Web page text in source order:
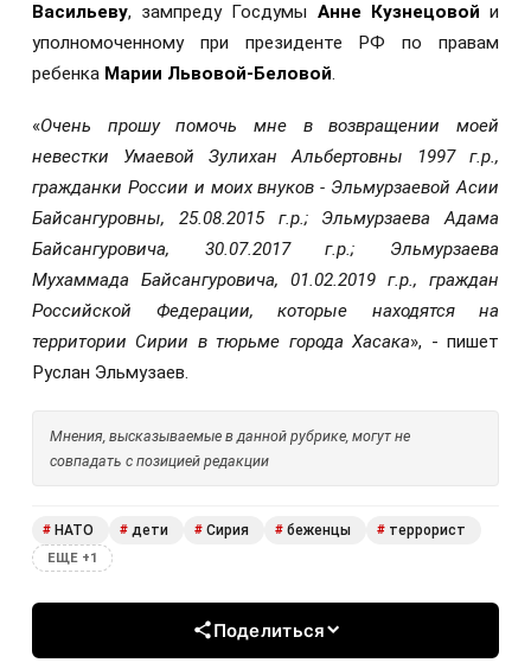
Васильеву, зампреду Госдумы Анне Кузнецовой и
уполномоченному при президенте РФ по правам
ребенка Марии Львовой-Беловой.
«Очень прошу помочь мне в возвращении моей
невестки Умаевой Зулихан Альбертовны 1997 г.р.,
гражданки России и моих внуков - Эльмурзаевой Асии
Байсангуровны, 25.08.2015 г.р.; Эльмурзаева Адама
Байсангуровича, 30.07.2017 г.р.; Эльмурзаева
Мухаммада Байсангуровича, 01.02.2019 г.р., граждан
Российской Федерации, которые находятся на
территории Сирии в тюрьме города Хасака», - пишет
Руслан Эльмузаев.
Мнения, высказываемые в данной рубрике, могут не
совпадать с позицией редакции
# НАТО # дети # Сирия # беженцы # террорист
ЕЩЕ +1
Поделиться